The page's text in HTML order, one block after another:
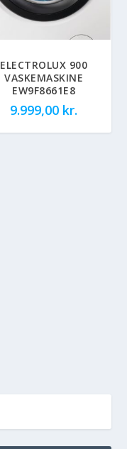
ELECTROLUX 900
VASKEMASKINE
EW9F8661E8
9.999,00 kr.